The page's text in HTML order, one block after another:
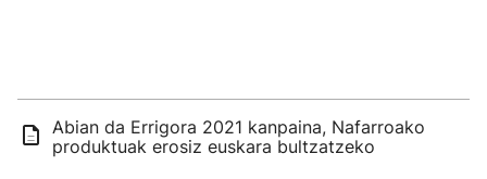
Abian da Errigora 2021 kanpaina, Nafarroako
produktuak erosiz euskara bultzatzeko